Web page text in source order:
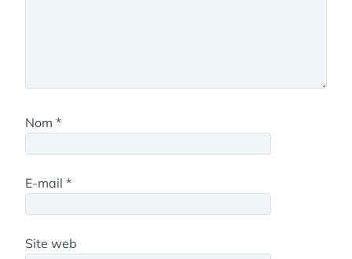
Nom *
E-mail *
Site web